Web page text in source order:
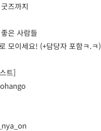
즈까지
은 사람들
모이세요! (+담당자 포함ㅋ.ㅋ)
트]